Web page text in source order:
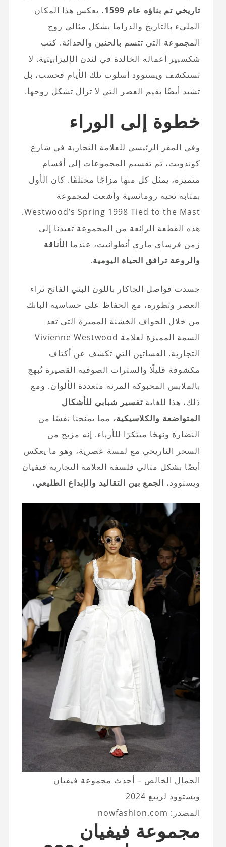
تاريخي تم بناؤه عام 1599.
يعكس هذا المكان
المليء بالتاريخ والدراما بشكل مثالي روح
المجموعة التي تتسم بالحنين والحداثة. كتب
شكسبير أعماله الخالدة في لندن الإليزابيثية. لا
تستكشف ويستوود أسلوب تلك الأيام فحسب، بل
تشيد أيضًا بقيم العصر التي لا تزال تشكل روحها.
خطوة إلى الوراء
وفي المقر الرئيسي للعلامة التجارية في شارع
كوندويت، تم تقسيم المجموعات إلى أقسام
متميزة، يمثل كل منها مزاجًا مختلفًا. كان الأول
بمثابة تحية رومانسية وأشعث لمجموعة
Westwood’s Spring 1998 Tied to the Mast.
هذه القطعة الرائعة من المجموعة تعيدنا إلى
زمن فرساي ماري أنطوانيت، عندما الأناقة
والروعة ترافق الحياة اليومية.
جسدت فواصل الجاكار باللون البني الفاتح ثراء
العصر وتطوره، مع الحفاظ على حساسية البانك
من خلال الحواف الخشنة المميزة التي تعد
السمة المميزة لعلامة Vivienne Westwood
التجارية. الفساتين التي تكشف عن أكتاف
مكشوفة قليلًا والسترات الصوفية القصيرة تُبهج
بالملابس المحبوكة المرنة متعددة الألوان. ومع
ذلك، هذا للغاية تفسير شبابي للأشكال
المتواضعة والكلاسيكية، مما يمنحنا نفسًا من
النضارة ونهجًا مبتكرًا للأزياء. إنه مزيج من
السحر التاريخي مع لمسة عصرية، وهو ما يعكس
أيضًا بشكل مثالي فلسفة العلامة التجارية فيفيان
ويستوود، الجمع بين التقاليد والإبداع الطليعي.
الجمال الخالص – أحدث مجموعة فيفيان
ويستوود لربيع 2024
المصدر: nowfashion.com
مجموعة فيفيان